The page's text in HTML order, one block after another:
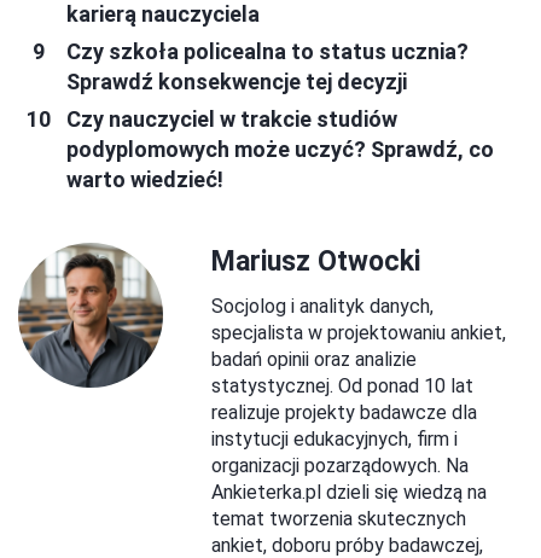
karierą nauczyciela
Czy szkoła policealna to status ucznia?
Sprawdź konsekwencje tej decyzji
Czy nauczyciel w trakcie studiów
podyplomowych może uczyć? Sprawdź, co
warto wiedzieć!
Mariusz Otwocki
Socjolog i analityk danych,
specjalista w projektowaniu ankiet,
badań opinii oraz analizie
statystycznej. Od ponad 10 lat
realizuje projekty badawcze dla
instytucji edukacyjnych, firm i
organizacji pozarządowych. Na
Ankieterka.pl dzieli się wiedzą na
temat tworzenia skutecznych
ankiet, doboru próby badawczej,